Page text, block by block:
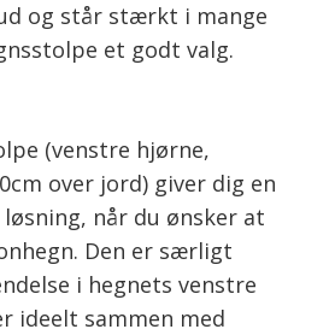
og står stærkt i mange
et godt valg.
(venstre hjørne,
over jord) giver dig en
når du ønsker at
Den er særligt
i hegnets venstre
ideelt sammen med